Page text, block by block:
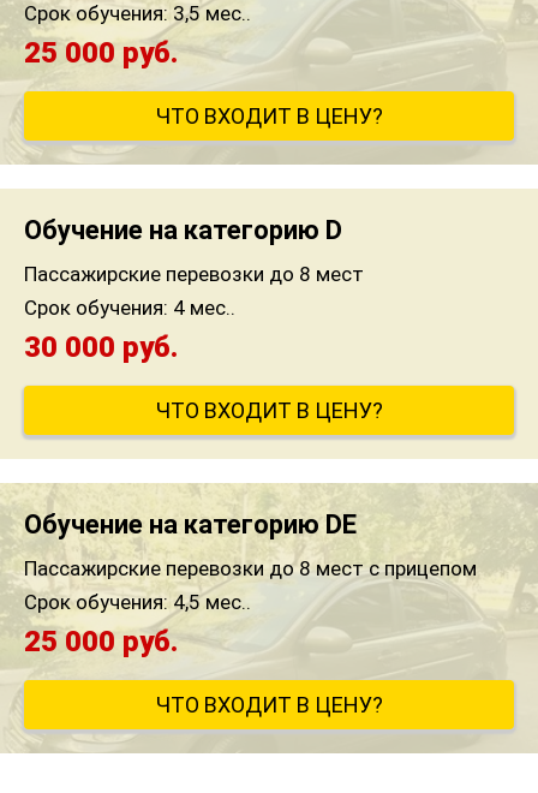
Срок обучения: 3,5 мес..
25 000 руб.
ЧТО ВХОДИТ В ЦЕНУ?
Обучение на категорию D
Пассажирские перевозки до 8 мест
Срок обучения: 4 мес..
30 000 руб.
ЧТО ВХОДИТ В ЦЕНУ?
Обучение на категорию DE
Пассажирские перевозки до 8 мест с прицепом
Срок обучения: 4,5 мес..
25 000 руб.
ЧТО ВХОДИТ В ЦЕНУ?